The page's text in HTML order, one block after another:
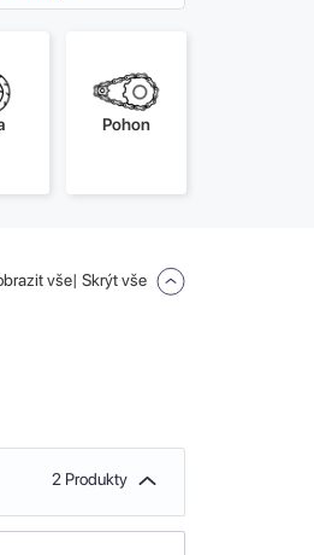
Pohon
vše| Skrýt vše
2 Produkty